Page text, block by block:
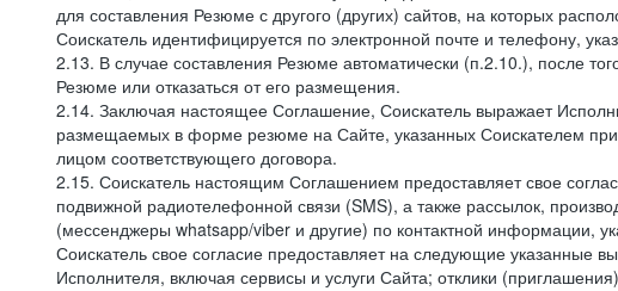
для составления Резюме с другого (других) сайтов, на которых
Соискатель идентифицируется по электронной почте и телефону,
2.13. В случае составления Резюме автоматически (п.2.10.), после
Резюме или отказаться от его размещения.
2.14. Заключая настоящее Соглашение, Соискатель выражает
размещаемых в форме резюме на Сайте, указанных Соискателем
лицом соответствующего договора.
2.15. Соискатель настоящим Соглашением предоставляет свое
подвижной радиотелефонной связи (SMS), а также рассылок,
(мессенджеры whatsapp/viber и другие) по контактной информации,
Соискатель свое согласие предоставляет на следующие указанные
Исполнителя, включая сервисы и услуги Сайта; отклики